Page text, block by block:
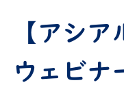
【アシ
ウェビナ